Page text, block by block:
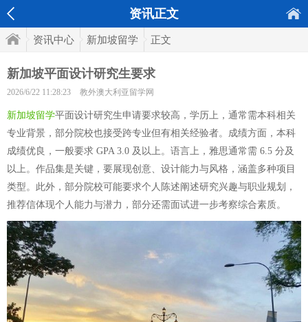
资讯正文
资讯中心 新加坡留学 正文
新加坡平面设计研究生要求
2026/6/22 11:28:23 教外澳大利亚留学网
新加坡留学平面设计研究生申请要求较高，学历上，通常需本科相关
专业背景，部分院校也接受跨专业但有相关经验者。成绩方面，本科
成绩优良，一般要求 GPA 3.0 及以上。语言上，雅思通常需 6.5 分及
以上。作品集是关键，要展现创意、设计能力与风格，涵盖多种项目
类型。此外，部分院校可能要求个人陈述阐述研究兴趣与职业规划，
推荐信体现个人能力与潜力，部分还需面试进一步考察综合素质。